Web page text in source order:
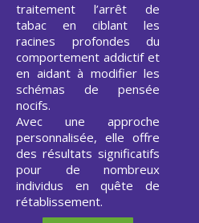
traitement l’arrêt de
tabac en ciblant les
racines profondes du
comportement addictif et
en aidant à modifier les
schémas de pensée
nocifs.
Avec une approche
personnalisée, elle offre
des résultats significatifs
pour de nombreux
individus en quête de
rétablissement.